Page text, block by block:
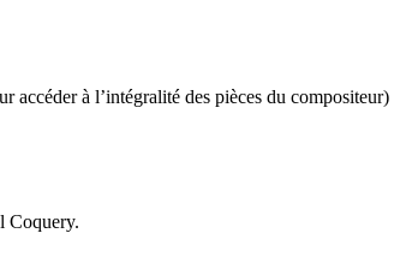
accéder à l’intégralité des pièces du compositeur)
Coquery.